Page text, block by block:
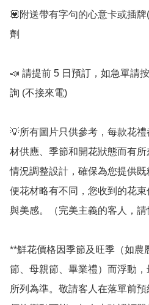
💟附送帶有字句的心意卡或插
劑
📣 請提前 5 日預訂，如急單請
詢 (不接來電)
💡所有圖片只供參考，每款花
材供應、季節和開花狀態而有
情況調整設計，確保為您提供
便花材略有不同，您收到的花
與美感。（完美主義的客人，請
**鮮花價格因季節及旺季（如農
節、母親節、畢業禮）而浮動
所列為準。敬請客人在落單前